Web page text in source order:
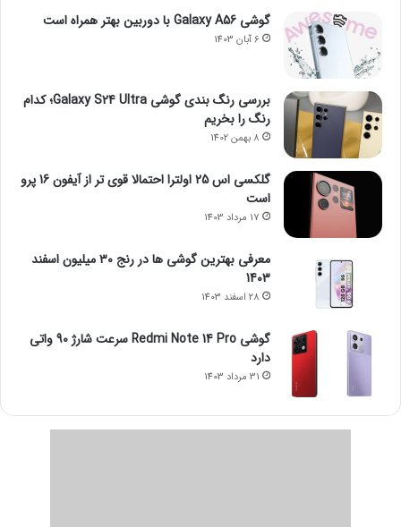
گوشی Galaxy A56 با دوربین بهتر همراه است
6 آبان 1403
بررسی رنگ بندی گوشی Galaxy S24 Ultra؛ کدام
رنگ را بخریم
8 بهمن 1402
گلکسی اس 25 اولترا احتمالا قوی تر از آیفون 16 پرو
است
17 مرداد 1403
معرفی بهترین گوشی ها در رنج ۳۰ میلیون اسفند
1403
28 اسفند 1403
گوشی Redmi Note 14 Pro سرعت شارژ 90 واتی
دارد
31 مرداد 1403